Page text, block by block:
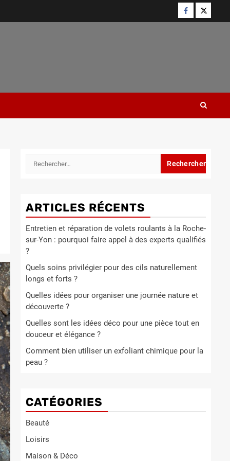
Facebook
Twitter
Rechercher :
ARTICLES RÉCENTS
Entretien et réparation de volets roulants à la Roche-
sur-Yon : pourquoi faire appel à des experts qualifiés
?
Quels soins privilégier pour des cils naturellement
longs et forts ?
Quelles idées pour organiser une journée nature et
découverte ?
Quelles sont les idées déco pour une pièce tout en
douceur et élégance ?
Comment bien utiliser un exfoliant chimique pour la
peau ?
CATÉGORIES
Beauté
Loisirs
Maison & Déco